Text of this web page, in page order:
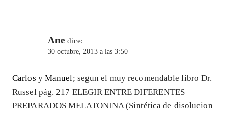
Ane dice:
30 octubre, 2013 a las 3:50
Carlos y Manuel; segun el muy recomendable libro Dr.
Russel pág. 217 ELEGIR ENTRE DIFERENTES
PREPARADOS MELATONINA (Sintética de disolucion